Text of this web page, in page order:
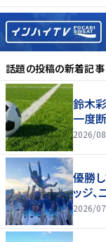
話題の投稿の新着記事
鈴木
一度
2026/
優勝し
ッジ、
2026/